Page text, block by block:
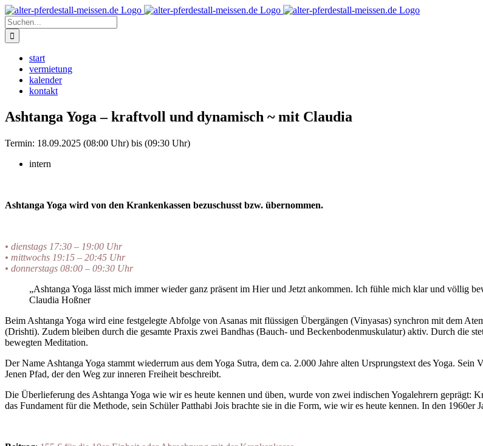
Zum
Inhalt
springen
Instagram
Suche
nach:
start
vermietung
kalender
kontakt
Ashtanga Yoga – kraftvoll und dynamisch ~ mit Claudia
Termin: 18.09.2025 (08:00 Uhr) bis (09:30 Uhr)
intern
Ashtanga Yoga wird von den Krankenkassen bezuschusst bzw. übernommen.
• dienstags 17:30 – 19:00 Uhr
• mittwochs 19:15 – 20:45 Uhr
• donnerstags 08:00 – 09:30 Uhr
„Ashtanga Yoga lässt mich immer wieder ganz präsent im Hier und Jetzt ankommen. Ich fühle mich klar und völlig
Claudia Hoßner
Beim Ashtanga Yoga wird eine festgelegte Abfolge von Asanas mit flüssigen Übergängen (Vinyasas) synchron mit dem
(Drishti). Zudem bleiben durch die gesamte Praxis zwei Bandhas (Bauch- und Beckenbodenmuskulatur) aktiv. Durch die
bewegten Meditation.
Der Name Ashtanga Yoga stammt wiederrum aus dem Yoga Sutra, dem ca. 2.000 Jahre alten Ursprungstext des Yoga. Sein
Jenen Pfad, der den Weg zur inneren Freiheit beschreibt.
Die Überlieferung des Ashtanga Yoga wie wir es heute kennen und üben, wurde von zwei indischen Yogalehrern geprägt:
das Fundament für die Methode, sein Schüler Patthabi Jois brachte sie in die Form, wie wir es heute kennen. In den 1960er